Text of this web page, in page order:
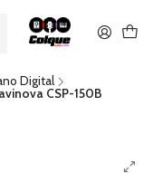
transferencia bancaria
no es
gastos de envío.
Digital
CSP-150B